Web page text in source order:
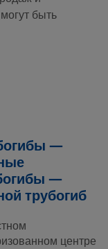
быть
—
—
трубогиб
центре